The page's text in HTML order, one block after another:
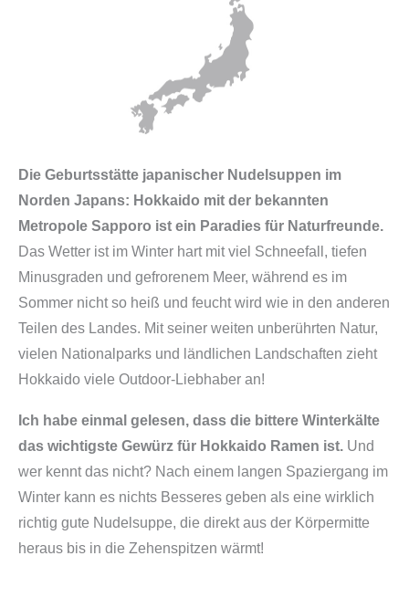
p
p
e
M
e
n
g
e
Die Geburtsstätte japanischer Nudelsuppen im
Norden Japans: Hokkaido mit der bekannten
Metropole Sapporo ist ein Paradies für Naturfreunde.
Das Wetter ist im Winter hart mit viel Schneefall, tiefen
Minusgraden und gefrorenem Meer, während es im
Sommer nicht so heiß und feucht wird wie in den anderen
Teilen des Landes. Mit seiner weiten unberührten Natur,
vielen Nationalparks und ländlichen Landschaften zieht
Hokkaido viele Outdoor-Liebhaber an!
Ich habe einmal gelesen, dass die bittere Winterkälte
das wichtigste Gewürz für Hokkaido Ramen ist. Und
wer kennt das nicht? Nach einem langen Spaziergang im
Winter kann es nichts Besseres geben als eine wirklich
richtig gute Nudelsuppe, die direkt aus der Körpermitte
heraus bis in die Zehenspitzen wärmt!